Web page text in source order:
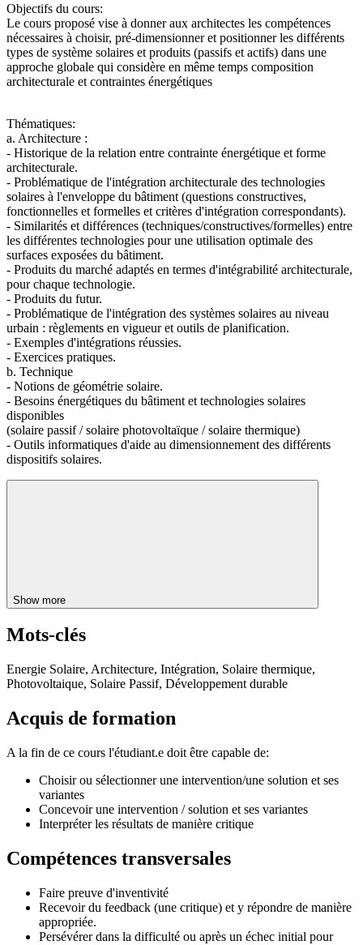
Objectifs du cours:
Le cours proposé vise à donner aux architectes les compétences
nécessaires à choisir, pré-dimensionner et positionner les différents
types de système solaires et produits (passifs et actifs) dans une
approche globale qui considère en même temps composition
architecturale et contraintes énergétiques
Thématiques:
a. Architecture :
- Historique de la relation entre contrainte énergétique et forme
architecturale.
- Problématique de l'intégration architecturale des technologies
solaires à l'enveloppe du bâtiment (questions constructives,
fonctionnelles et formelles et critères d'intégration correspondants).
- Similarités et différences (techniques/constructives/formelles) entre
les différentes technologies pour une utilisation optimale des
surfaces exposées du bâtiment.
- Produits du marché adaptés en termes d'intégrabilité architecturale,
pour chaque technologie.
- Produits du futur.
- Problématique de l'intégration des systèmes solaires au niveau
urbain : règlements en vigueur et outils de planification.
- Exemples d'intégrations réussies.
- Exercices pratiques.
b. Technique
- Notions de géométrie solaire.
- Besoins énergétiques du bâtiment et technologies solaires
disponibles
(solaire passif / solaire photovoltaïque / solaire thermique)
- Outils informatiques d'aide au dimensionnement des différents
dispositifs solaires.
Show more
Mots-clés
Energie Solaire, Architecture, Intégration, Solaire thermique,
Photovoltaique, Solaire Passif, Développement durable
Acquis de formation
A la fin de ce cours l'étudiant.e doit être capable de:
Choisir ou sélectionner une intervention/une solution et ses
variantes
Concevoir une intervention / solution et ses variantes
Interpréter les résultats de manière critique
Compétences transversales
Faire preuve d'inventivité
Recevoir du feedback (une critique) et y répondre de manière
appropriée.
Persévérer dans la difficulté ou après un échec initial pour